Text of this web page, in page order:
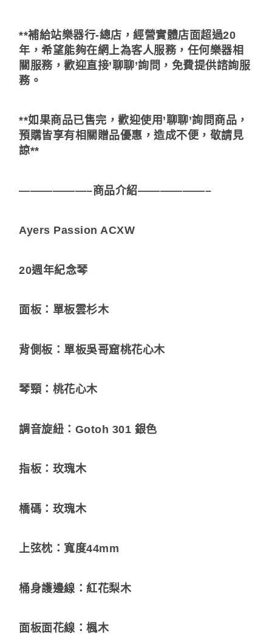
**補給站樂器行-總店，經營實體店面超過20
年，希望能夠在網上為客人服務，任何樂器相
關服務，歡迎直接’聊聊’詢問，免費提供諮詢服
務。
**如果商品已售完，歡迎使用’聊聊’詢問商品，
預購皆享有相關贈品優惠，造成不便，敬請見
諒**
——————–商品介紹——————–
Ayers Passion ACXW
20週年紀念琴
面板：單板雲杉木
背側板：單板吳哥窟桃花心木
琴頸：桃花心木
調音旋紐：Gotoh 301 銀色
指板：玫瑰木
橋碼：玫瑰木
上弦枕：寬度44mm
桶身護邊線：紅花梨木
面板面花線：楓木